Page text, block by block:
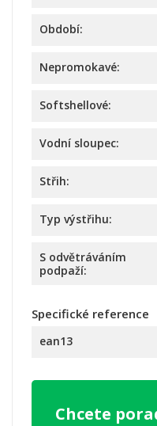
Období:
Nepromokavé:
Softshellové:
Vodní sloupec:
Střih:
Typ výstřihu:
S odvětráváním
podpaží:
Specifické reference
ean13
Chcete